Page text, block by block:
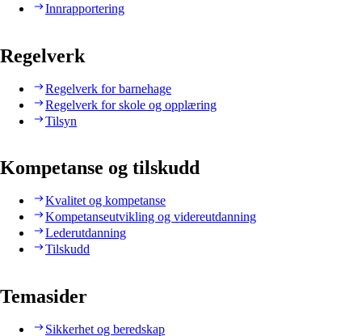
Innrapportering
Regelverk
Regelverk for barnehage
Regelverk for skole og opplæring
Tilsyn
Kompetanse og tilskudd
Kvalitet og kompetanse
Kompetanseutvikling og videreutdanning
Lederutdanning
Tilskudd
Temasider
Sikkerhet og beredskap